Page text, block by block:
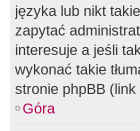
języka lub nikt
zapytać
interesuje a jeśli
wykonać takie
stronie phpBB
Góra